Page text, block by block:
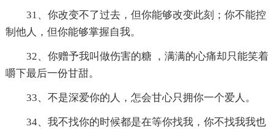
31、你改变不了过去，但你能够改变此刻；你不能控
制他人，但你能够掌握自我。
32、你赠予我叫做伤害的糖 ，满满的心痛却只能笑着
嚼下最后一份甘甜。
33、不是深爱你的人，怎会甘心只拥你一个爱人。
34、我不找你的时候都是在等你找我，你不找我我也